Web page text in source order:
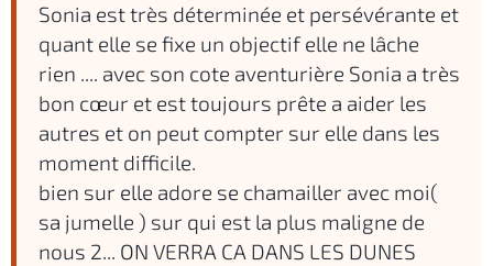
Sonia est très déterminée et persévérante et
quant elle se fixe un objectif elle ne lâche
rien .... avec son cote aventurière Sonia a très
bon cœur et est toujours prête a aider les
autres et on peut compter sur elle dans les
moment difficile.
bien sur elle adore se chamailler avec moi(
sa jumelle ) sur qui est la plus maligne de
nous 2... ON VERRA CA DANS LES DUNES